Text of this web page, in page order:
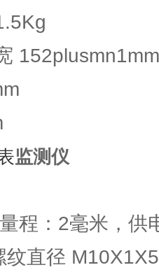
监测仪
程：2毫米，供
纹直径